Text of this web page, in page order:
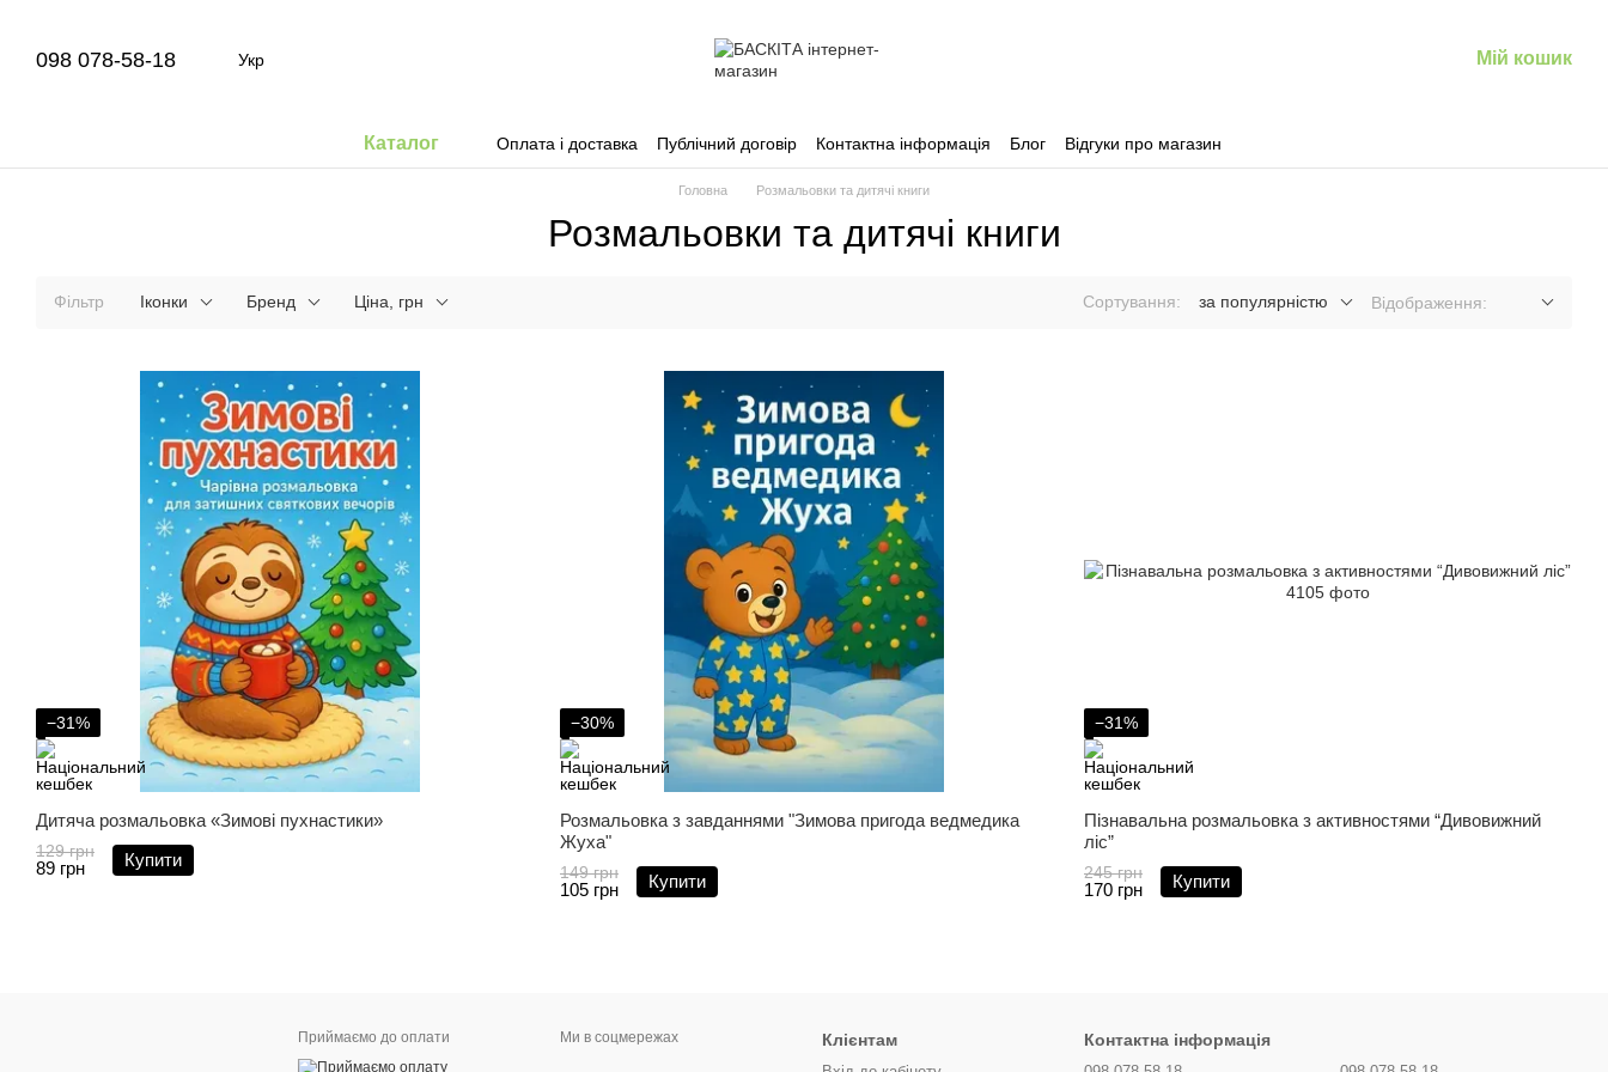
098 078-58-18 Укр Мій кошик
Каталог Оплата і доставка Публічний договір Контактна інформація Блог Відгуки про магазин
Головна Розмальовки та дитячі книги
Розмальовки та дитячі книги
Фільтр Іконки Бренд Ціна, грн Сортування: за популярністю Відображення:
−31%
Дитяча розмальовка «Зимові пухнастики»
129 грн
89 грн Купити
−30%
Розмальовка з завданнями "Зимова пригода ведмедика
Жуха"
149 грн
105 грн Купити
−31%
Пізнавальна розмальовка з активностями “Дивовижний
ліс”
245 грн
170 грн Купити
Приймаємо до оплати Ми в соцмережах Клієнтам Контактна інформація